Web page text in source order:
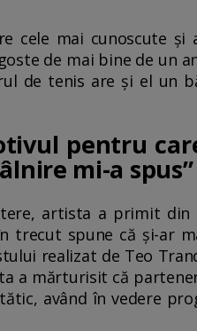
cele mai cunoscute
de mai bine de un
de tenis are și el un
pentru
mi-a spus”
artista a primit
trecut spune că și-ar
realizat de Teo
a mărturisit că
având în vedere